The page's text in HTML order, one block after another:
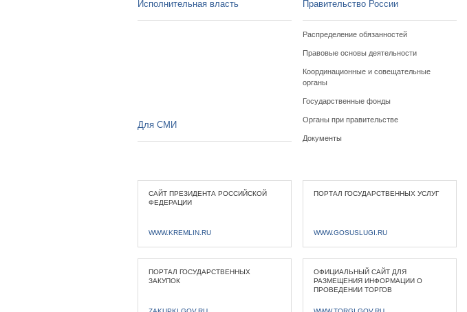
Исполнительная власть Правительство России
Распределение обязанностей
Правовые основы деятельности
Координационные и совещательные
органы
Государственные фонды
Органы при правительстве
Документы
Для СМИ
САЙТ ПРЕЗИДЕНТА РОССИЙСКОЙ
ФЕДЕРАЦИИ
WWW.KREMLIN.RU
ПОРТАЛ ГОСУДАРСТВЕННЫХ УСЛУГ
WWW.GOSUSLUGI.RU
ПОРТАЛ ГОСУДАРСТВЕННЫХ
ЗАКУПОК
ОФИЦИАЛЬНЫЙ САЙТ ДЛЯ
РАЗМЕЩЕНИЯ ИНФОРМАЦИИ О
ПРОВЕДЕНИИ ТОРГОВ